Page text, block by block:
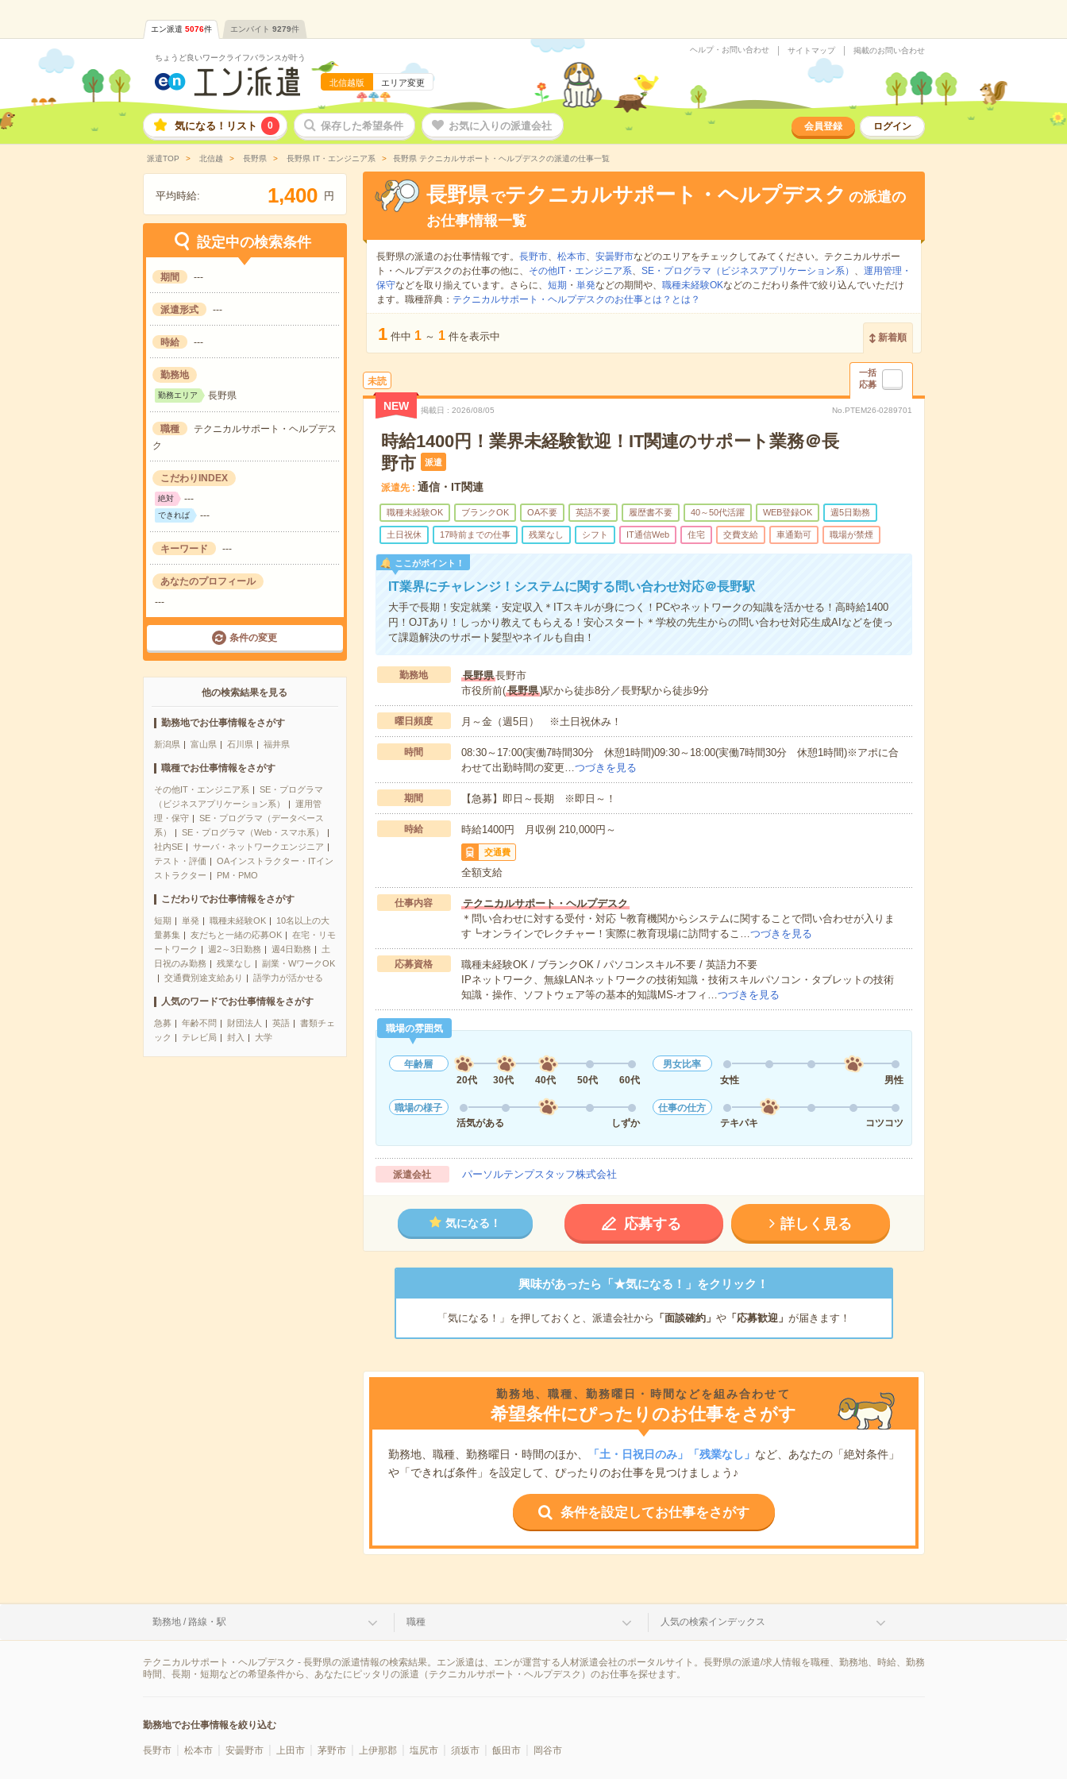
エン派遣 5076件 エンバイト 9279件
ちょうど良いワークライフバランスが叶う
北信越版 エリア変更
ヘルプ・お問い合わせ サイトマップ 掲載のお問い合わせ
気になる！リスト 0 保存した希望条件 お気に入りの派遣会社 会員登録 ログイン
派遣TOP 北信越 長野県 長野県 IT・エンジニア系 長野県 テクニカルサポート・ヘルプデスクの派遣の仕事一覧
平均時給: 1,400 円
設定中の検索条件
期間 ---
派遣形式 ---
時給 ---
勤務地
勤務エリア 長野県
職種
テクニカルサポート・ヘルプデス
ク
こだわりINDEX
絶対 ---
できれば ---
キーワード ---
あなたのプロフィール
---
条件の変更
他の検索結果を見る
勤務地でお仕事情報をさがす
新潟県 富山県 石川県 福井県
職種でお仕事情報をさがす
その他IT・エンジニア系
SE・プログラマ
（ビジネスアプリケーション系）
運用管
理・保守
SE・プログラマ（データベース
系）
SE・プログラマ（Web・スマホ系）
社内SE
サーバ・ネットワークエンジニア
テスト・評価
OAインストラクター・ITイン
ストラクター
PM・PMO
こだわりでお仕事情報をさがす
短期 単発 職種未経験OK
10名以上の大
量募集
友だちと一緒の応募OK
在宅・リモ
ートワーク
週2～3日勤務 週4日勤務
土
日祝のみ勤務
残業なし
副業・WワークOK
交通費別途支給あり
語学力が活かせる
人気のワードでお仕事情報をさがす
急募 年齢不問 財団法人 英語
書類チェ
ック
テレビ局 封入 大学
長野県 でテクニカルサポート・ヘルプデスク の派遣の
お仕事情報一覧
長野県の派遣のお仕事情報です。 長野市、 松本市、 安曇野市などのエリアをチェックしてみてください。テクニカルサポー
ト・ヘルプデスクのお仕事の他に、
その他IT・エンジニア系、 SE・プログラマ（ビジネスアプリケーション系） 、 運用管理・
保守などを取り揃えています。さらに、 短期 ・ 単発などの期間や、 職種未経験OKなどのこだわり条件で絞り込んでいただけ
ます。職種辞典： テクニカルサポート・ヘルプデスクのお仕事とは？とは？
1 件中 1 ～ 1 件を表示中 新着順
未読
一括
応募
NEW 掲載日 2026/08/05 No.PTEM26-0289701
時給1400円！業界未経験歓迎！IT関連のサポート業務＠長
野市
派遣
派遣先 通信・IT関連
職種未経験OK ブランクOK OA不要 英語不要 履歴書不要 40～50代活躍 WEB登録OK 週5日勤務
土日祝休 17時前までの仕事 残業なし シフト IT通信Web 住宅 交費支給 車通勤可 職場が禁煙
ここがポイント！
IT業界にチャレンジ！システムに関する問い合わせ対応＠長野駅
大手で長期！安定就業・安定収入＊ITスキルが身につく！PCやネットワークの知識を活かせる！高時給1400
円！OJTあり！しっかり教えてもらえる！安心スタート＊学校の先生からの問い合わせ対応生成AIなどを使っ
て課題解決のサポート髪型やネイルも自由！
勤務地 長野県長野市
市役所前(長野県)駅から徒歩8分／長野駅から徒歩9分
曜日頻度 月～金（週5日） ※土日祝休み！
時間
08:30～17:00(実働7時間30分 休憩1時間)09:30～18:00(実働7時間30分 休憩1時間)※アポに合
わせて出勤時間の変更…つづきを見る
期間 【急募】即日～長期 ※即日～！
時給 時給1400円 月収例 210,000円～
交通費
全額支給
仕事内容
テクニカルサポート・ヘルプデスク
＊問い合わせに対する受付・対応┗教育機関からシステムに関することで問い合わせが入りま
す┗オンラインでレクチャー！実際に教育現場に訪問するこ…つづきを見る
応募資格
職種未経験OK / ブランクOK / パソコンスキル不要 / 英語力不要
IPネットワーク、無線LANネットワークの技術知識・技術スキルパソコン・タブレットの技術
知識・操作、ソフトウェア等の基本的知識MS-オフィ…つづきを見る
職場の雰囲気
年齢層
20代
30代 40代 50代 60代
男女比率
女性
男性
職場の様子
活気がある
しずか
仕事の仕方
テキパキ
コツコツ
派遣会社 パーソルテンプスタッフ株式会社
気になる！ 応募する 詳しく見る
興味があったら「★気になる！」をクリック！
「気になる！」を押しておくと、派遣会社から 「面談確約」 や「応募歓迎」 が届きます！
勤務地、職種、勤務曜日・時間などを組み合わせて
希望条件にぴったりのお仕事をさがす
勤務地、職種、勤務曜日・時間のほか、 「土・日祝日のみ」「残業なし」 など、あなたの「絶対条件」
や「できれば条件」を設定して、ぴったりのお仕事を見つけましょう♪
条件を設定してお仕事をさがす
勤務地 / 路線・駅 職種 人気の検索インデックス
テクニカルサポート・ヘルプデスク - 長野県の派遣情報の検索結果。エン派遣は、エンが運営する人材派遣会社のポータルサイト。長野県の派遣/求人情報を職種、勤務地、時給、勤務
時間、長期・短期などの希望条件から、あなたにピッタリの派遣（テクニカルサポート・ヘルプデスク）のお仕事を探せます。
勤務地でお仕事情報を絞り込む
長野市 松本市 安曇野市 上田市 茅野市 上伊那郡 塩尻市 須坂市 飯田市 岡谷市